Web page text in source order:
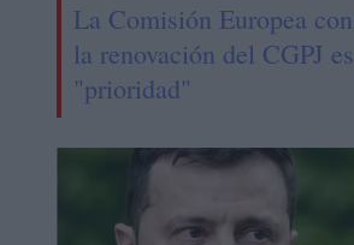
La Comisión Europea
la renovación del CGPJ
"prioridad"